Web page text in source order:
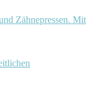
Zähnepressen. Mit